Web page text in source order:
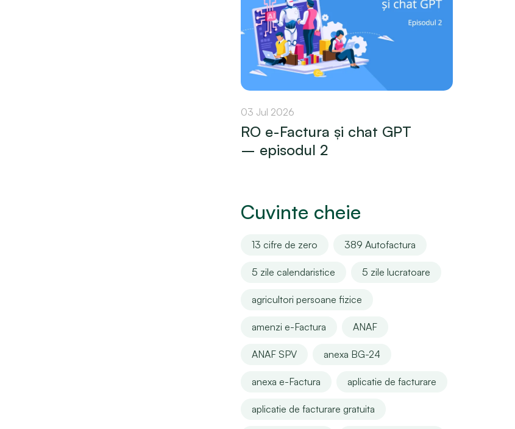
03 Jul 2026
RO e-Factura și chat GPT
– episodul 2
Cuvinte cheie
13 cifre de zero 389 Autofactura
5 zile calendaristice 5 zile lucratoare
agricultori persoane fizice
amenzi e-Factura ANAF
ANAF SPV anexa BG-24
anexa e-Factura aplicatie de facturare
aplicatie de facturare gratuita